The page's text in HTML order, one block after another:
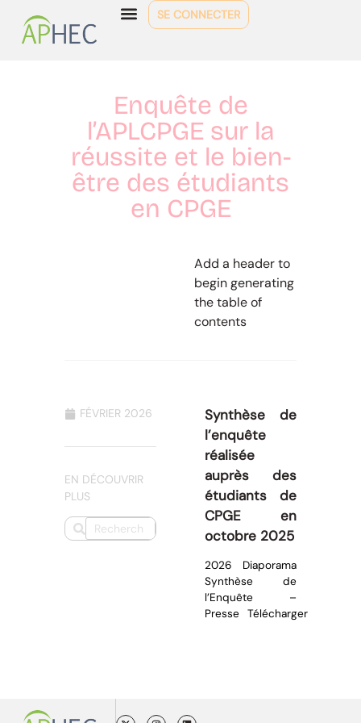
SE CONNECTER
Enquête de
l’APLCPGE sur la
réussite et le bien-
être des étudiants
en CPGE
Add a header to
begin generating
the table of
contents
FÉVRIER 2026
EN DÉCOUVRIR
PLUS
Synthèse de
l’enquête
réalisée
auprès des
étudiants de
CPGE en
octobre 2025
2026 Diaporama
Synthèse de
l’Enquête –
Presse Télécharger